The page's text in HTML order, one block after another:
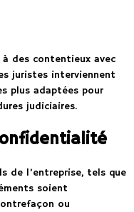
des contentieux avec
juristes interviennent
plus adaptées pour
judiciaires.
de l’entreprise, tels que
soient
ou